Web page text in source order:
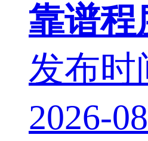
靠谱程
发布时
2026-